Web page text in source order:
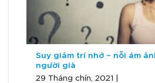
Suy giảm trí nhớ – nỗi ám
người già
29 Tháng chín, 2021 |